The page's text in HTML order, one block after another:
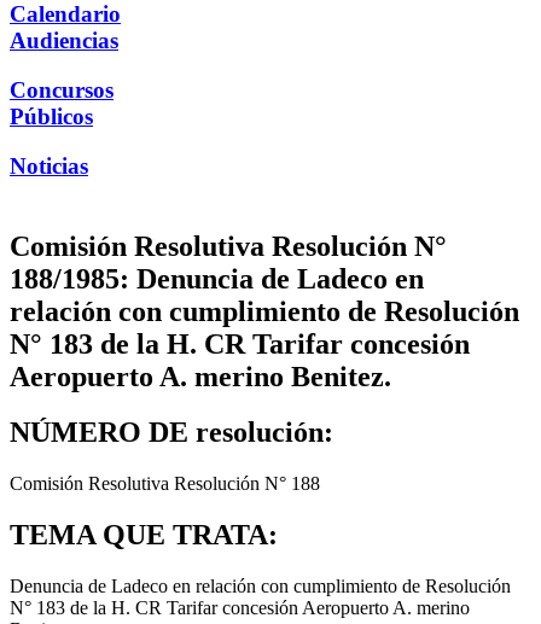
Calendario
Audiencias
Concursos
Públicos
Noticias
Comisión Resolutiva Resolución N°
188/1985: Denuncia de Ladeco en
relación con cumplimiento de Resolución
N° 183 de la H. CR Tarifar concesión
Aeropuerto A. merino Benitez.
NÚMERO DE resolución:
Comisión Resolutiva Resolución N° 188
TEMA QUE TRATA:
Denuncia de Ladeco en relación con cumplimiento de Resolución
N° 183 de la H. CR Tarifar concesión Aeropuerto A. merino